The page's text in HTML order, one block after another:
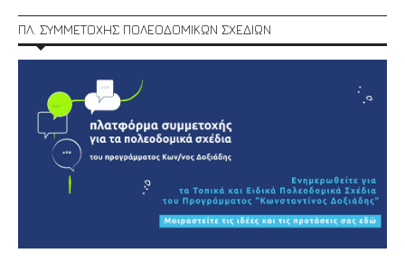
ΠΛ. ΣΥΜΜΕΤΟΧΗΣ ΠΟΛΕΟΔΟΜΙΚΩΝ ΣΧΕΔΙΩΝ